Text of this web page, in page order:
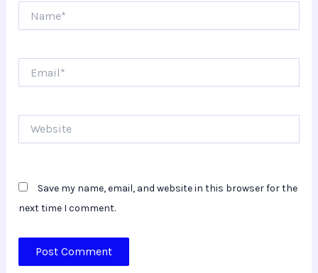
Save my name, email, and website in this browser for the
next time I comment.